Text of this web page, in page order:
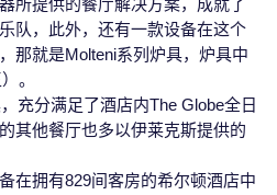
所提供的餐厅解决方案，成就了
队，此外，还有一款设备在这个
那就是Molteni系列炉具，炉具中
。
充分满足了酒店内The Globe全日
其他餐厅也多以伊莱克斯提供的
在拥有829间客房的希尔顿酒店中